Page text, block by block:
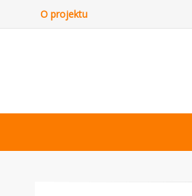
O projektu